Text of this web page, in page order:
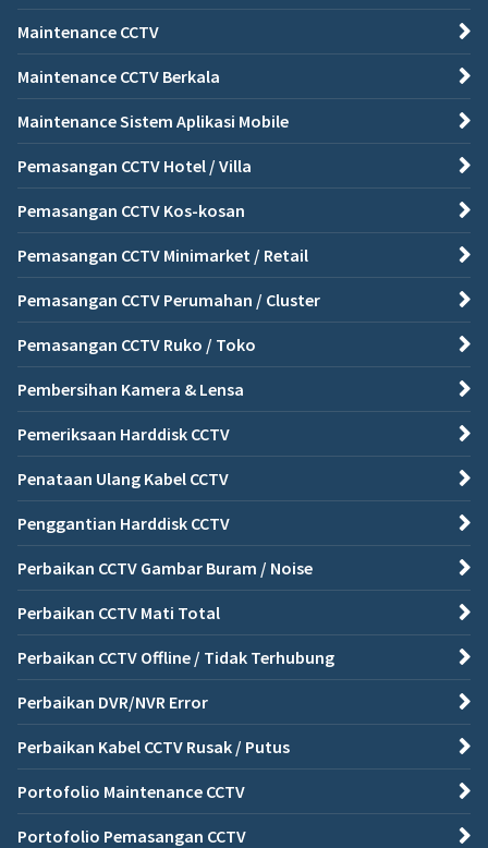
Maintenance CCTV
Maintenance CCTV Berkala
Maintenance Sistem Aplikasi Mobile
Pemasangan CCTV Hotel / Villa
Pemasangan CCTV Kos-kosan
Pemasangan CCTV Minimarket / Retail
Pemasangan CCTV Perumahan / Cluster
Pemasangan CCTV Ruko / Toko
Pembersihan Kamera & Lensa
Pemeriksaan Harddisk CCTV
Penataan Ulang Kabel CCTV
Penggantian Harddisk CCTV
Perbaikan CCTV Gambar Buram / Noise
Perbaikan CCTV Mati Total
Perbaikan CCTV Offline / Tidak Terhubung
Perbaikan DVR/NVR Error
Perbaikan Kabel CCTV Rusak / Putus
Portofolio Maintenance CCTV
Portofolio Pemasangan CCTV